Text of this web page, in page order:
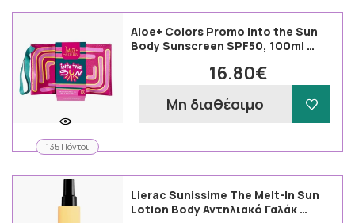
135 Πόντοι
Aloe+ Colors Promo Into the Sun
Body Sunscreen SPF50, 100ml …
16.80€
Μη διαθέσιμο
Lierac Sunissime The Melt-In Sun
Lotion Body Αντηλιακό Γαλάκ …